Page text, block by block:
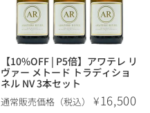
【10%OFF | P5倍】アワテレ リ
ヴァー メトード トラディショ
ネル NV 3本セット
通常販売価格（税込） ¥16,500